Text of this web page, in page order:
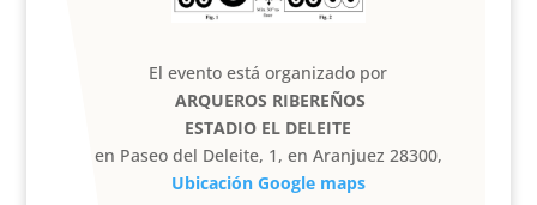
El evento está organizado por
ARQUEROS RIBEREÑOS
ESTADIO EL DELEITE
en Paseo del Deleite, 1, en Aranjuez 28300,
Ubicación Google maps